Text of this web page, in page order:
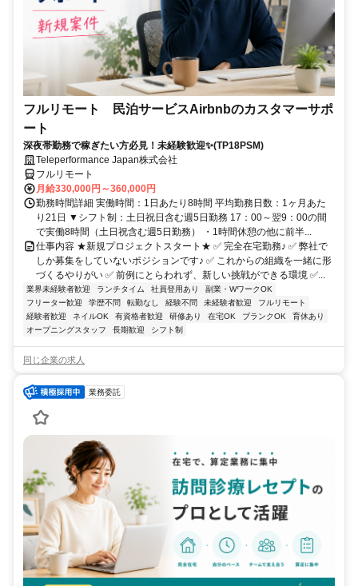
フルリモート 民泊サービスAirbnbのカスタマーサポ
ート
深夜帯勤務で稼ぎたい方必見！未経験歓迎✨(TP18PSM)
Teleperformance Japan株式会社
フルリモート
月給330,000円～360,000円
勤務時間詳細 実働時間：1日あたり8時間 平均勤務日数：1ヶ月あた
り21日 ▼シフト制：土日祝日含む週5日勤務 17：00～翌9：00の間
で実働8時間（土日祝含む週5日勤務） ・1時間休憩の他に前半...
仕事内容 ★新規プロジェクトスタート★ ✅ 完全在宅勤務♪ ✅ 弊社で
しか募集をしていないポジションです♪ ✅ これからの組織を一緒に形
づくるやりがい ✅ 前例にとらわれず、新しい挑戦ができる環境 ✅...
業界未経験者歓迎 ランチタイム 社員登用あり
副業・WワークOK
フリーター歓迎
学歴不問 転勤なし 経験不問 未経験者歓迎
フルリモート
経験者歓迎
ネイルOK 有資格者歓迎 研修あり 在宅OK ブランクOK
育休あり
オープニングスタッフ
長期歓迎 シフト制
同じ企業の求人
業務委託